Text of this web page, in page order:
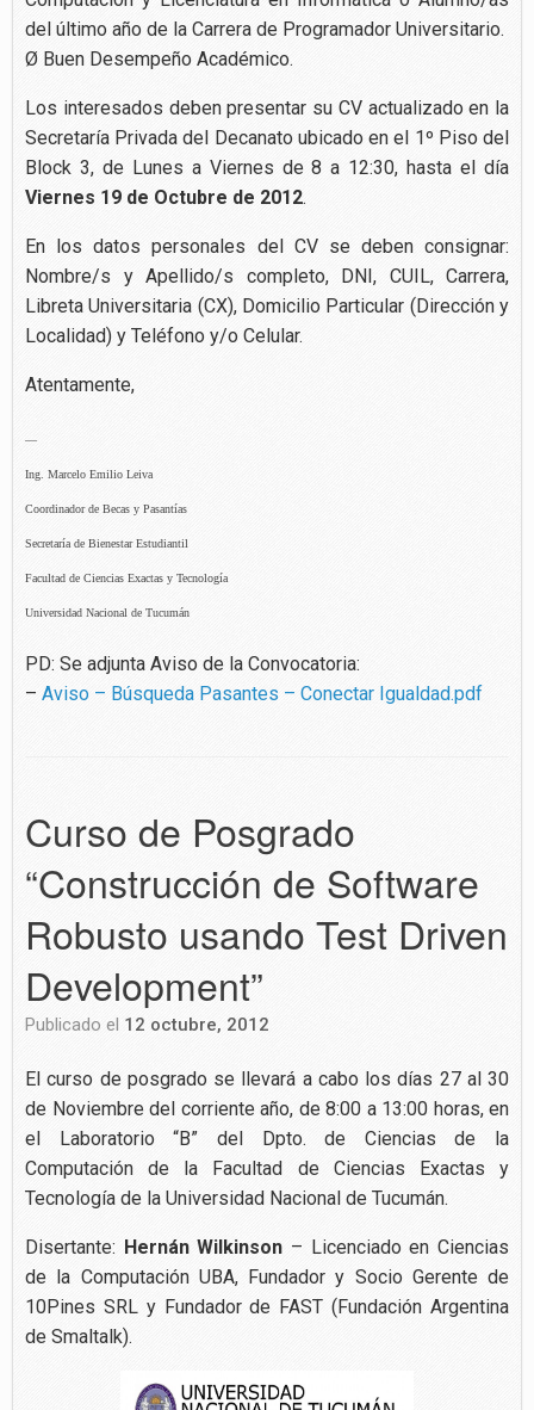
del último año de la Carrera de Programador Universitario.
Ø Buen Desempeño Académico.
Los interesados deben presentar su CV actualizado en la
Secretaría Privada del Decanato ubicado en el 1º Piso del
Block 3, de Lunes a Viernes de 8 a 12:30, hasta el día
Viernes 19 de Octubre de 2012.
En los datos personales del CV se deben consignar:
Nombre/s y Apellido/s completo, DNI, CUIL, Carrera,
Libreta Universitaria (CX), Domicilio Particular (Dirección y
Localidad) y Teléfono y/o Celular.
Atentamente,
—
Ing. Marcelo Emilio Leiva
Coordinador de Becas y Pasantías
Secretaría de Bienestar Estudiantil
Facultad de Ciencias Exactas y Tecnología
Universidad Nacional de Tucumán
PD: Se adjunta Aviso de la Convocatoria:
– Aviso – Búsqueda Pasantes – Conectar Igualdad.pdf
Curso de Posgrado
“Construcción de Software
Robusto usando Test Driven
Development”
Publicado el 12 octubre, 2012
El curso de posgrado se llevará a cabo los días 27 al 30
de Noviembre del corriente año, de 8:00 a 13:00 horas, en
el Laboratorio “B” del Dpto. de Ciencias de la
Computación de la Facultad de Ciencias Exactas y
Tecnología de la Universidad Nacional de Tucumán.
Disertante: Hernán Wilkinson – Licenciado en Ciencias
de la Computación UBA, Fundador y Socio Gerente de
10Pines SRL y Fundador de FAST (Fundación Argentina
de Smaltalk).